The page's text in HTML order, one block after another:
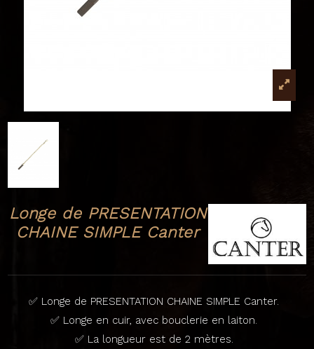
Longe de PRESENTATION
CHAINE SIMPLE Canter
✅ Longe de PRESENTATION CHAINE SIMPLE Canter.
✅ Longe en cuir, avec bouclerie en laiton.
✅ La longueur est de 2 mètres.